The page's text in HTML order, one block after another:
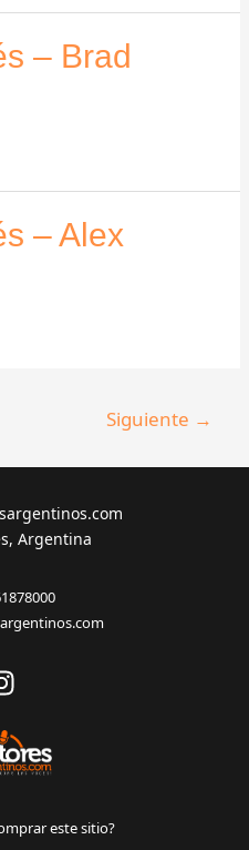
– Brad
– Alex
Siguiente →
Argentina
este sitio?